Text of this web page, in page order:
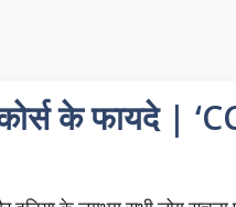
के फायदे |